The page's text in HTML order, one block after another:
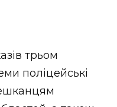
трьом
поліцейські